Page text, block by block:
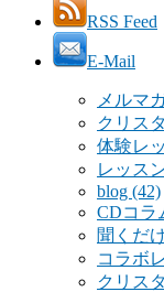
RSS Feed
E-Mail
メルマ
クリス
体験レ
レッス
blog (42)
CDコラ
聞くだ
コラボ
クリス